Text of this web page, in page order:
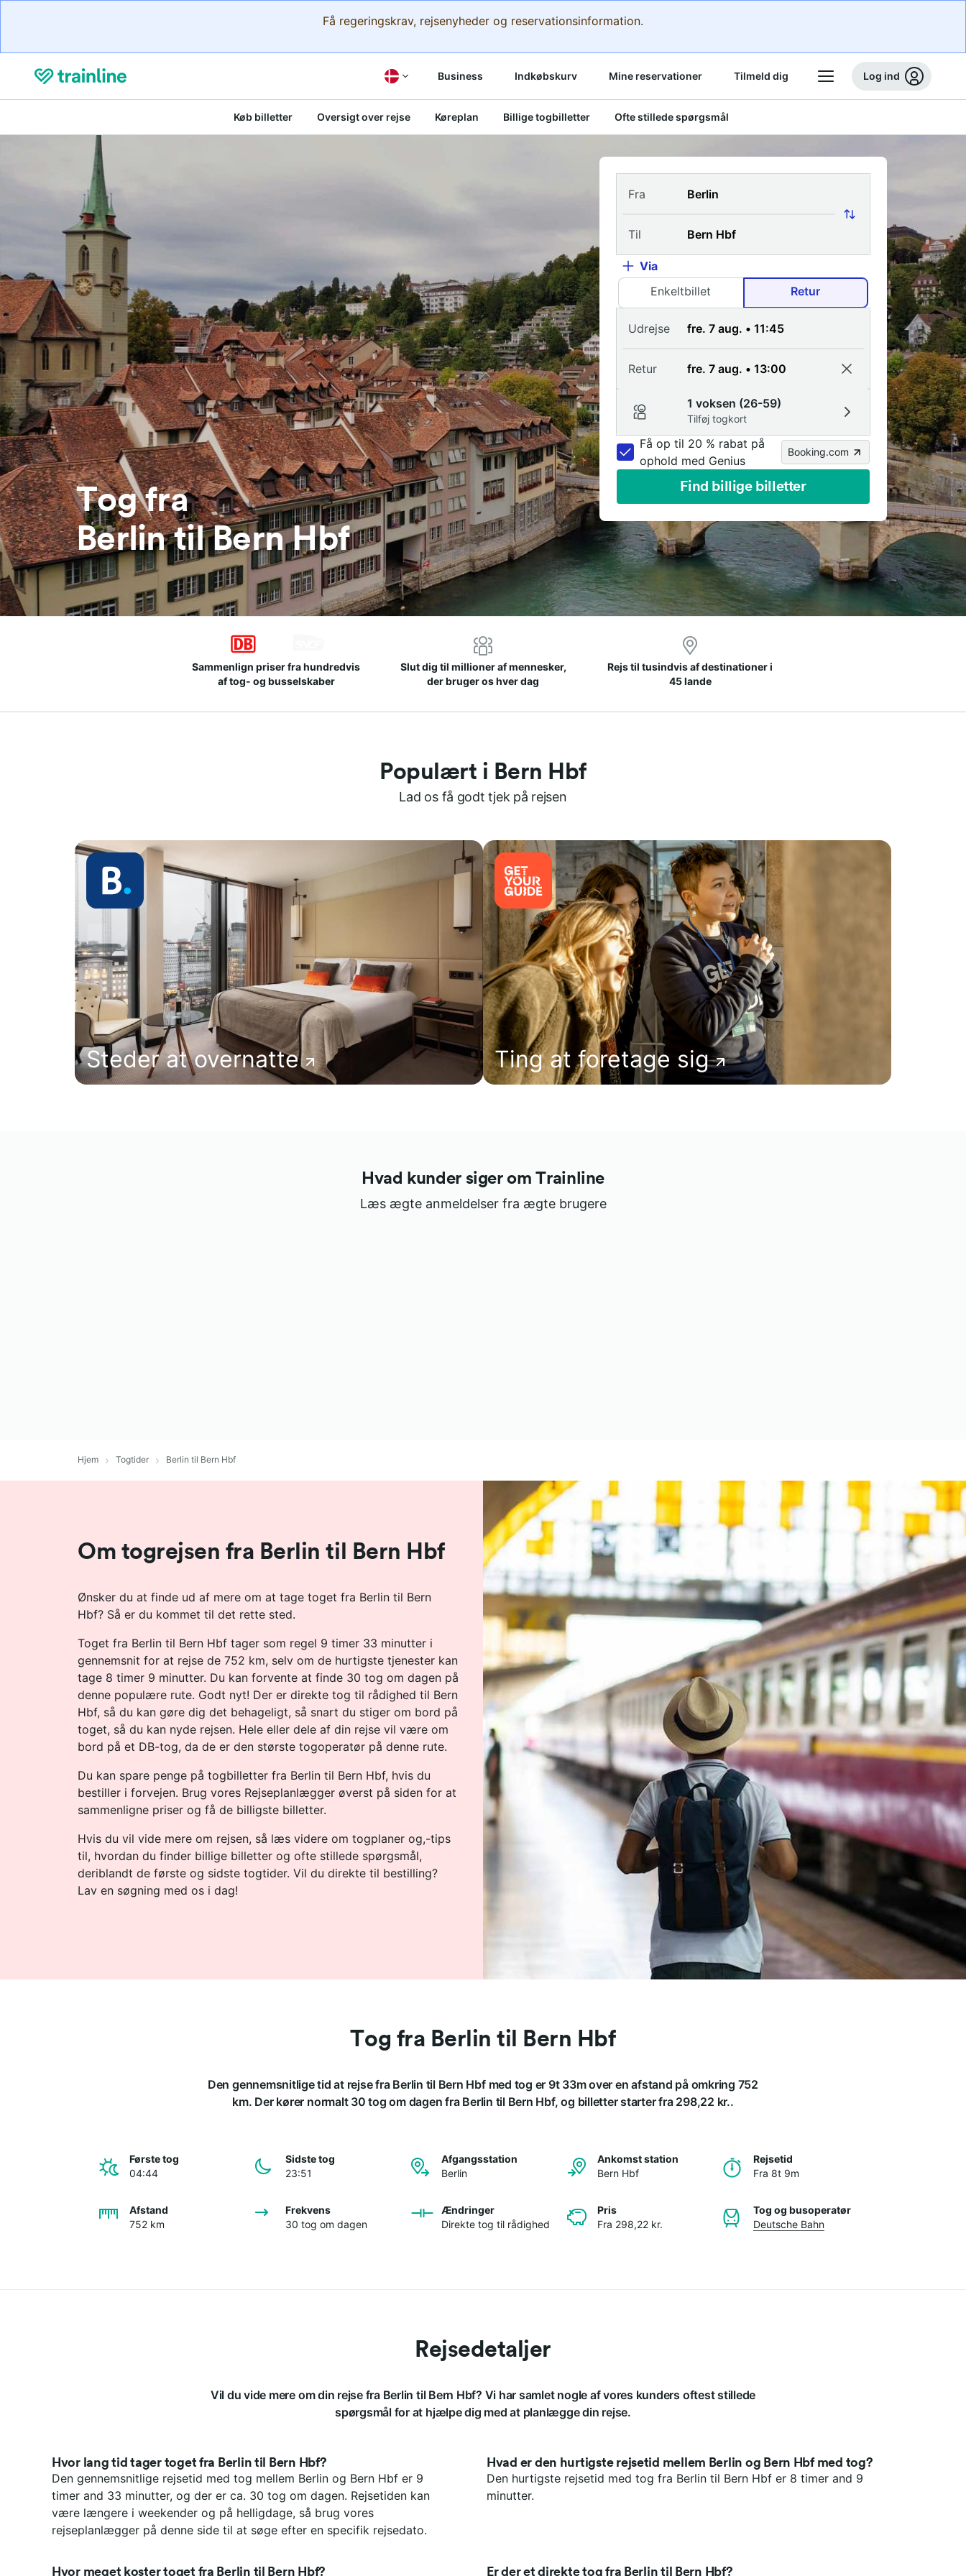
Få regeringskrav, rejsenyheder og reservationsinformation.
Business Indkøbskurv Mine reservationer Tilmeld dig Log ind
Køb billetter Oversigt over rejse Køreplan Billige togbilletter Ofte stillede spørgsmål
Tog fra
Berlin til Bern Hbf
Fra
Til
Via
Enkeltbillet
Retur
Udrejse
Retur
1 voksen (26-59)
Tilføj togkort
Få op til 20 % rabat på
ophold med Genius
Booking.com
Find billige billetter
Sammenlign priser fra hundredvis
af tog- og busselskaber
Slut dig til millioner af mennesker,
der bruger os hver dag
Rejs til tusindvis af destinationer i
45 lande
Populært i Bern Hbf
Lad os få godt tjek på rejsen
Steder at overnatte Ting at foretage sig
Hvad kunder siger om Trainline
Læs ægte anmeldelser fra ægte brugere
Hjem Togtider Berlin til Bern Hbf
Om togrejsen fra Berlin til Bern Hbf
Ønsker du at finde ud af mere om at tage toget fra Berlin til Bern
Hbf? Så er du kommet til det rette sted.
Toget fra Berlin til Bern Hbf tager som regel 9 timer 33 minutter i
gennemsnit for at rejse de 752 km, selv om de hurtigste tjenester kan
tage 8 timer 9 minutter. Du kan forvente at finde 30 tog om dagen på
denne populære rute. Godt nyt! Der er direkte tog til rådighed til Bern
Hbf, så du kan gøre dig det behageligt, så snart du stiger om bord på
toget, så du kan nyde rejsen. Hele eller dele af din rejse vil være om
bord på et DB-tog, da de er den største togoperatør på denne rute.
Du kan spare penge på togbilletter fra Berlin til Bern Hbf, hvis du
bestiller i forvejen. Brug vores Rejseplanlægger øverst på siden for at
sammenligne priser og få de billigste billetter.
Hvis du vil vide mere om rejsen, så læs videre om togplaner og,-tips
til, hvordan du finder billige billetter og ofte stillede spørgsmål,
deriblandt de første og sidste togtider. Vil du direkte til bestilling?
Lav en søgning med os i dag!
Tog fra Berlin til Bern Hbf
Den gennemsnitlige tid at rejse fra Berlin til Bern Hbf med tog er 9t 33m over en afstand på omkring 752
km. Der kører normalt 30 tog om dagen fra Berlin til Bern Hbf, og billetter starter fra 298,22 kr..
Første tog
04:44
Sidste tog
23:51
Afgangsstation
Berlin
Ankomst station
Bern Hbf
Rejsetid
Fra 8t 9m
Afstand
752 km
Frekvens
30 tog om dagen
Ændringer
Direkte tog til rådighed
Pris
Fra 298,22 kr.
Tog og busoperatør
Deutsche Bahn
Rejsedetaljer
Vil du vide mere om din rejse fra Berlin til Bern Hbf? Vi har samlet nogle af vores kunders oftest stillede
spørgsmål for at hjælpe dig med at planlægge din rejse.
Hvor lang tid tager toget fra Berlin til Bern Hbf?
Den gennemsnitlige rejsetid med tog mellem Berlin og Bern Hbf er 9
timer and 33 minutter, og der er ca. 30 tog om dagen. Rejsetiden kan
være længere i weekender og på helligdage, så brug vores
rejseplanlægger på denne side til at søge efter en specifik rejsedato.
Hvad er den hurtigste rejsetid mellem Berlin og Bern Hbf med tog?
Den hurtigste rejsetid med tog fra Berlin til Bern Hbf er 8 timer and 9
minutter.
Hvor meget koster toget fra Berlin til Bern Hbf? Er der et direkte tog fra Berlin til Bern Hbf?